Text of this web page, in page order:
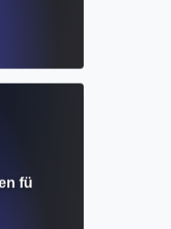
für effektive